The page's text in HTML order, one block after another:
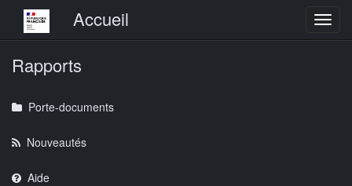
Menu principalAccueil
Rapports
Porte-documents
Nouveautés
Aide